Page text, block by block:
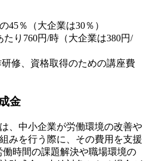
45％（大企業は30％）
り760円/時（大企業は380円/
修、資格取得のための講座費
金
、中小企業が労働環境の改善や
みを行う際に、その費用を支援
時間の課題解決や職場環境の